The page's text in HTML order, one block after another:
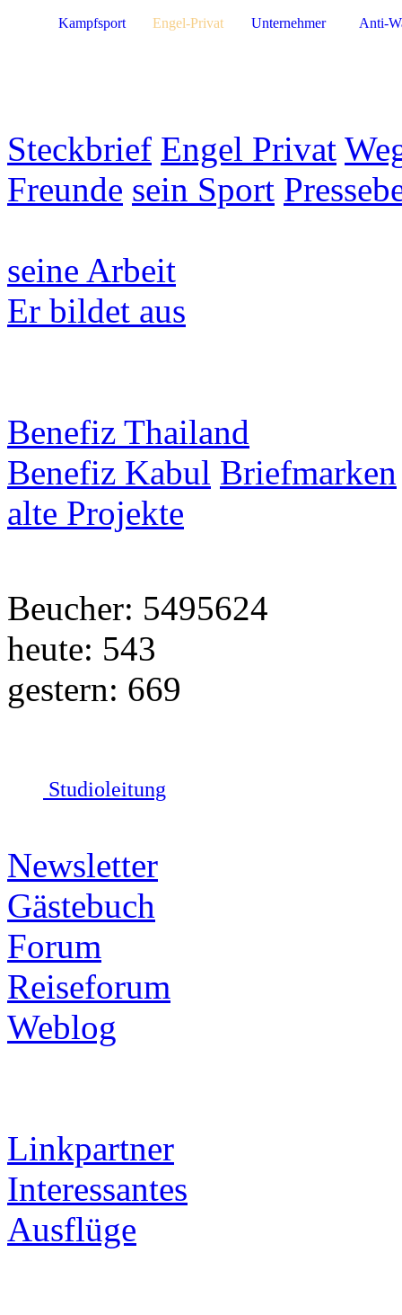
Steckbrief Engel Privat
Freunde sein Sport
seine Arbeit
Er bildet aus
Benefiz Thailand
Benefiz Kabul Briefmarken
alte Projekte
Beucher: 5495624
heute: 543
gestern: 669
Studioleitung
Newsletter
Gästebuch
Forum
Reiseforum
Weblog
Linkpartner
Interessantes
Ausflüge
Kampfsport Engel-Privat Unternehmer Anti-